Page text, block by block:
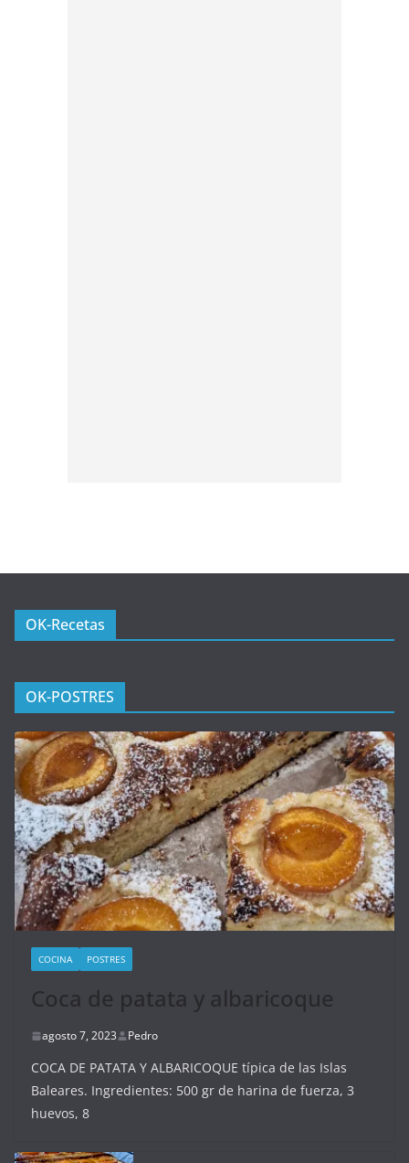
OK-Recetas
OK-POSTRES
COCINA POSTRES
Coca de patata y albaricoque
agosto 7, 2023 Pedro
COCA DE PATATA Y ALBARICOQUE típica de las Islas
Baleares. Ingredientes: 500 gr de harina de fuerza, 3
huevos, 8